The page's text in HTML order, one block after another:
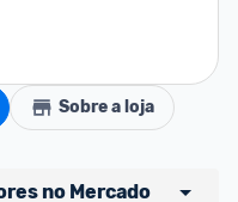
Sobre a loja
no Mercado